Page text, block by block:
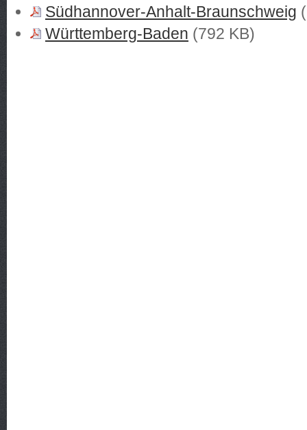
Südhannover-Anhalt-Braunschweig
Württemberg-Baden (792 KB)